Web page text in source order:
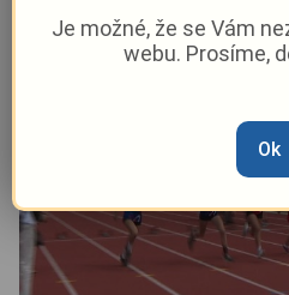
Je možné, že se Vám
webu. Prosíme,
Ok